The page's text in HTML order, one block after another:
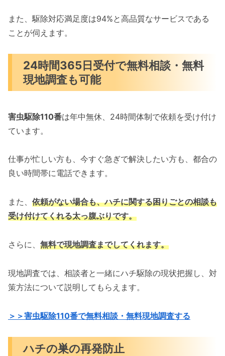
また、駆除対応満足度は94%と高品質なサービスである
ことが伺えます。
24時間365日受付で無料相談・無料
現地調査も可能
害虫駆除110番は年中無休、24時間体制で依頼を受け付け
ています。
仕事が忙しい方も、今すぐ急ぎで解決したい方も、都合の
良い時間帯に電話できます。
また、 依頼がない場合も、ハチに関する困りごとの相談も
受け付けてくれる太っ腹ぶりです。
さらに、 無料で現地調査までしてくれます。
現地調査では、相談者と一緒にハチ駆除の現状把握し、対
策方法について説明してもらえます。
＞＞害虫駆除110番で無料相談・無料現地調査する
ハチの巣の再発防止